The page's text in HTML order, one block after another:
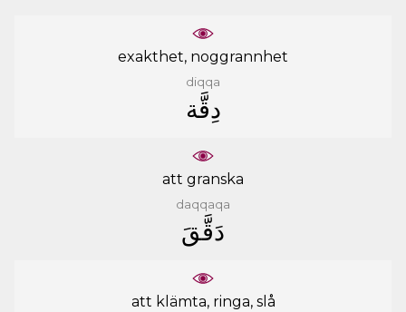
exakthet, noggrannhet
diqqa
ﺩِﻗَّﺔ
att granska
daqqaqa
ﺩَﻗَّﻖَ
att klämta, ringa, slå